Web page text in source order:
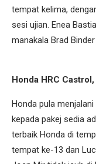
tempat kelima,
sesi ujian. Enea
manakala Brad
Honda HRC
Honda pula
kepada pakej sedia
terbaik Honda di
tempat ke-13 dan